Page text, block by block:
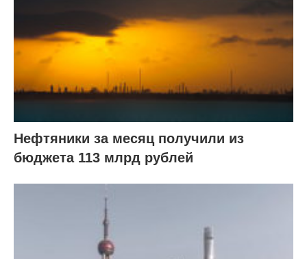
Нефтяники за месяц получили из
бюджета 113 млрд рублей